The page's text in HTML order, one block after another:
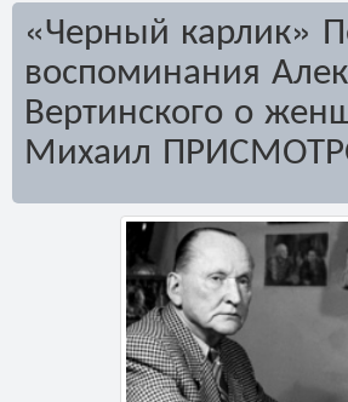
«Черный карлик»
воспоминания
Вертинского о
Михаил